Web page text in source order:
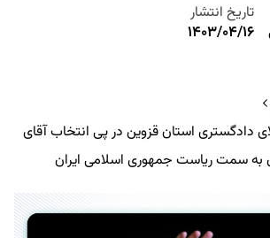
تاریخ انتشار
۱۴۰۳/۰۴/۱۶
دادگستری استان قزوین در پی انتخاب آقای
به سمت ریاست جمهوری اسلامی ایران